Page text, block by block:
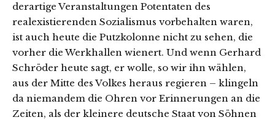
derartige Veranstaltungen Potentaten des
realexistierenden Sozialismus vorbehalten waren,
ist auch heute die Putzkolonne nicht zu sehen, die
vorher die Werkhallen wienert. Und wenn Gerhard
Schröder heute sagt, er wolle, so wir ihn wählen,
aus der Mitte des Volkes heraus regieren – klingeln
da niemandem die Ohren vor Erinnerungen an die
Zeiten, als der kleinere deutsche Staat von Söhnen